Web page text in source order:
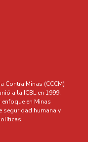
Contra Minas (CCCM)
a la ICBL en 1999.
en Minas
seguridad humana y